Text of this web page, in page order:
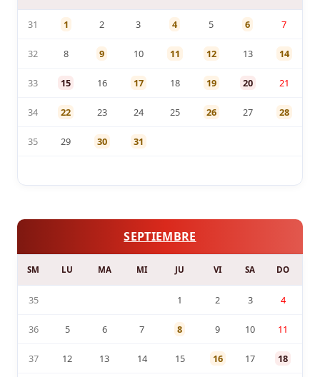
31 1 2 3 4 5 6 7
32 8 9 10 11 12 13 14
33 15 16 17 18 19 20 21
34 22 23 24 25 26 27 28
35 29 30 31
SEPTIEMBRE
SM LU MA MI JU VI SA DO
35 1 2 3 4
36 5 6 7 8 9 10 11
37 12 13 14 15 16 17 18